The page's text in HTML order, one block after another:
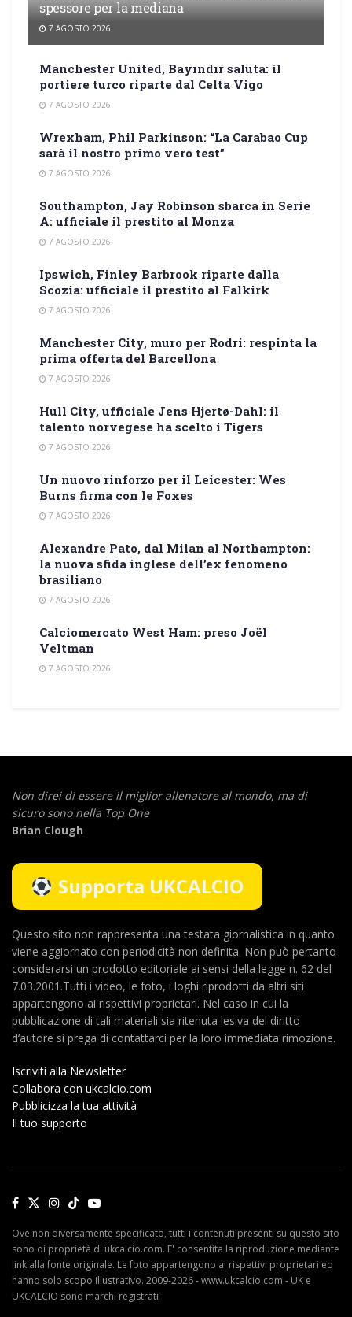
spessore per la mediana
7 AGOSTO 2026
Manchester United, Bayındır saluta: il
portiere turco riparte dal Celta Vigo
7 AGOSTO 2026
Wrexham, Phil Parkinson: “La Carabao Cup
sarà il nostro primo vero test”
7 AGOSTO 2026
Southampton, Jay Robinson sbarca in Serie
A: ufficiale il prestito al Monza
7 AGOSTO 2026
Ipswich, Finley Barbrook riparte dalla
Scozia: ufficiale il prestito al Falkirk
7 AGOSTO 2026
Manchester City, muro per Rodri: respinta la
prima offerta del Barcellona
7 AGOSTO 2026
Hull City, ufficiale Jens Hjertø-Dahl: il
talento norvegese ha scelto i Tigers
7 AGOSTO 2026
Un nuovo rinforzo per il Leicester: Wes
Burns firma con le Foxes
7 AGOSTO 2026
Alexandre Pato, dal Milan al Northampton:
la nuova sfida inglese dell’ex fenomeno
brasiliano
7 AGOSTO 2026
Calciomercato West Ham: preso Joël
Veltman
7 AGOSTO 2026
Non direi di essere il miglior allenatore al mondo, ma di
sicuro sono nella Top One
Brian Clough
Supporta UKCALCIO
Questo sito non rappresenta una testata giornalistica in quanto
viene aggiornato con periodicità non definita. Non può pertanto
considerarsi un prodotto editoriale ai sensi della legge n. 62 del
7.03.2001.Tutti i video, le foto, i loghi riprodotti da altri siti
appartengono ai rispettivi proprietari. Nel caso in cui la
pubblicazione di tali materiali sia ritenuta lesiva del diritto
d’autore si prega di contattarci per la loro immediata rimozione.
Iscriviti alla Newsletter
Collabora con ukcalcio.com
Pubblicizza la tua attività
Il tuo supporto
Ove non diversamente specificato, tutti i contenuti presenti su questo sito
sono di proprietà di ukcalcio.com. E' consentita la riproduzione mediante
link alla fonte originale. Le foto appartengono ai rispettivi proprietari ed
hanno solo scopo illustrativo. 2009-2026 - www.ukcalcio.com - UK e
UKCALCIO sono marchi registrati